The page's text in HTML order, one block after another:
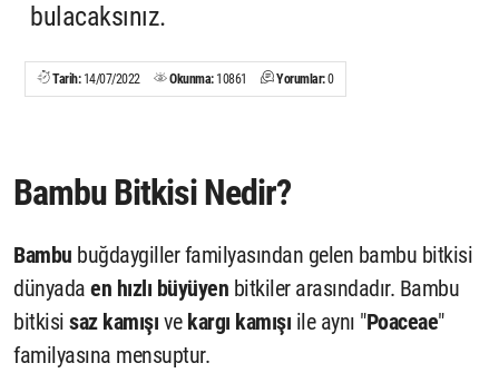
bulacaksınız.
Tarih:14/07/2022 Okunma:10861 Yorumlar:0
Bambu Bitkisi Nedir?
Bambu buğdaygiller familyasından gelen bambu bitkisi
dünyada en hızlı büyüyen bitkiler arasındadır. Bambu
bitkisi saz kamışı ve kargı kamışı ile aynı "Poaceae"
familyasına mensuptur.